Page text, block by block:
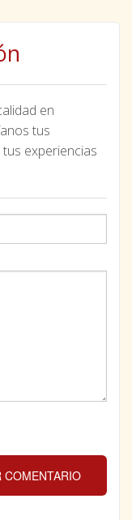
en
tus
experiencias
COMENTARIO